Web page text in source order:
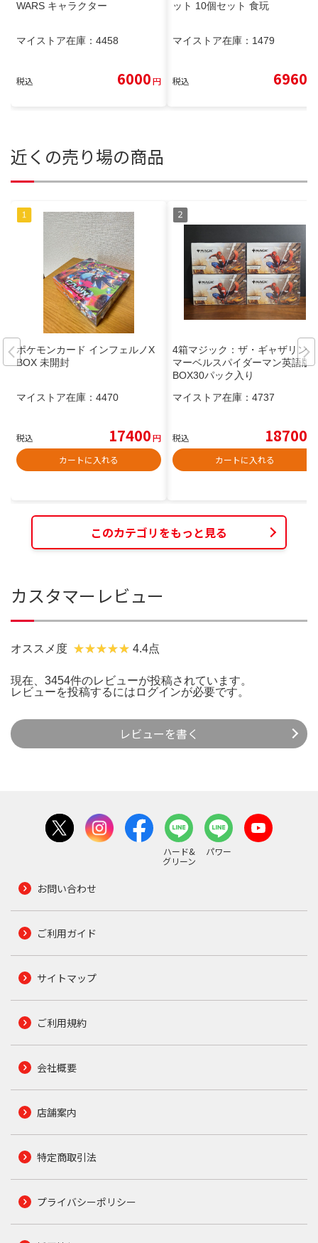
WARS キャラクター
マイストア在庫： 4458
税込 6000円
ット 10個セット 食玩
マイストア在庫： 1479
税込 6960
近くの売り場の商品
ポケモンカード インフェルノX
BOX 未開封
マイストア在庫： 4470
税込 17400円
カートに入れる
4箱マジック：ザ・ギャザリング
マーベルスパイダーマン英語版
BOX30パック入り
マイストア在庫： 4737
税込 18700
カートに入れる
このカテゴリをもっと見る
カスタマーレビュー
オススメ度 4.4点
現在、3454件のレビューが投稿されています。
レビューを投稿するには ログインが必要です。
レビューを書く
ハード&
グリーン
パワー
お問い合わせ
ご利用ガイド
サイトマップ
ご利用規約
会社概要
店舗案内
特定商取引法
プライバシーポリシー